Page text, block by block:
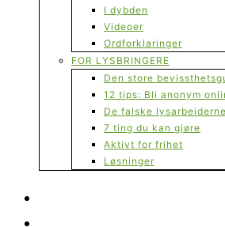
I dybden
Videoer
Ordforklaringer
FOR LYSBRINGERE
Den store
12 tips: Bli anonym
De falske lysarbeiderne
7 ting du kan gjøre
Aktivt for frihet
Løsninger